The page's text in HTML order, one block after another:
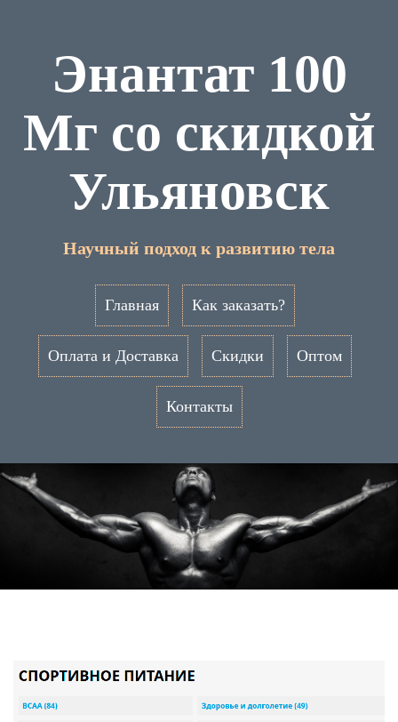
Энантат 100
Мг со скидкой
Ульяновск
Научный подход к развитию тела
Главная Как заказать?
Оплата и Доставка Скидки Оптом
Контакты